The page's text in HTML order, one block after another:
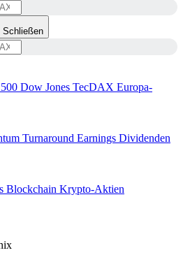
Schließen
Dow Jones TecDAX Europa-
Turnaround Earnings Dividenden
Blockchain Krypto-Aktien